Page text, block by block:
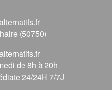
(50750)
de 8h à 20h
24/24H 7/7J